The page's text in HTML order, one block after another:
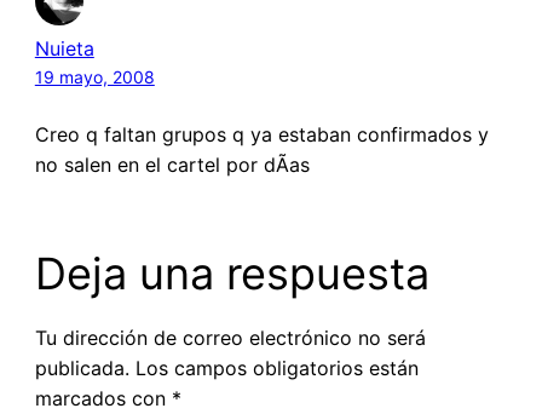
Nuieta
19 mayo, 2008
Creo q faltan grupos q ya estaban confirmados y
no salen en el cartel por dÃ­as
Deja una respuesta
Tu dirección de correo electrónico no será
publicada. Los campos obligatorios están
marcados con *